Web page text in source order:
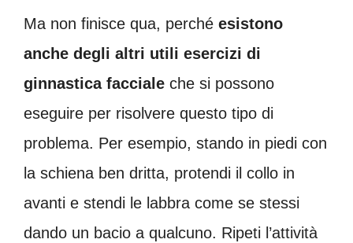
Ma non finisce qua, perché esistono
anche degli altri utili esercizi di
ginnastica facciale che si possono
eseguire per risolvere questo tipo di
problema. Per esempio, stando in piedi con
la schiena ben dritta, protendi il collo in
avanti e stendi le labbra come se stessi
dando un bacio a qualcuno. Ripeti l’attività